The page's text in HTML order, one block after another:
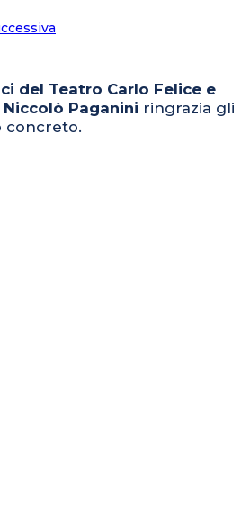
del Teatro Carlo Felice e
Paganini ringrazia gli
concreto.